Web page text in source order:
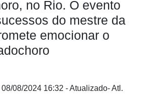
no Rio. O evento
do mestre da
emocionar o
08/08/2024 16:32 - Atualizado- Atl.